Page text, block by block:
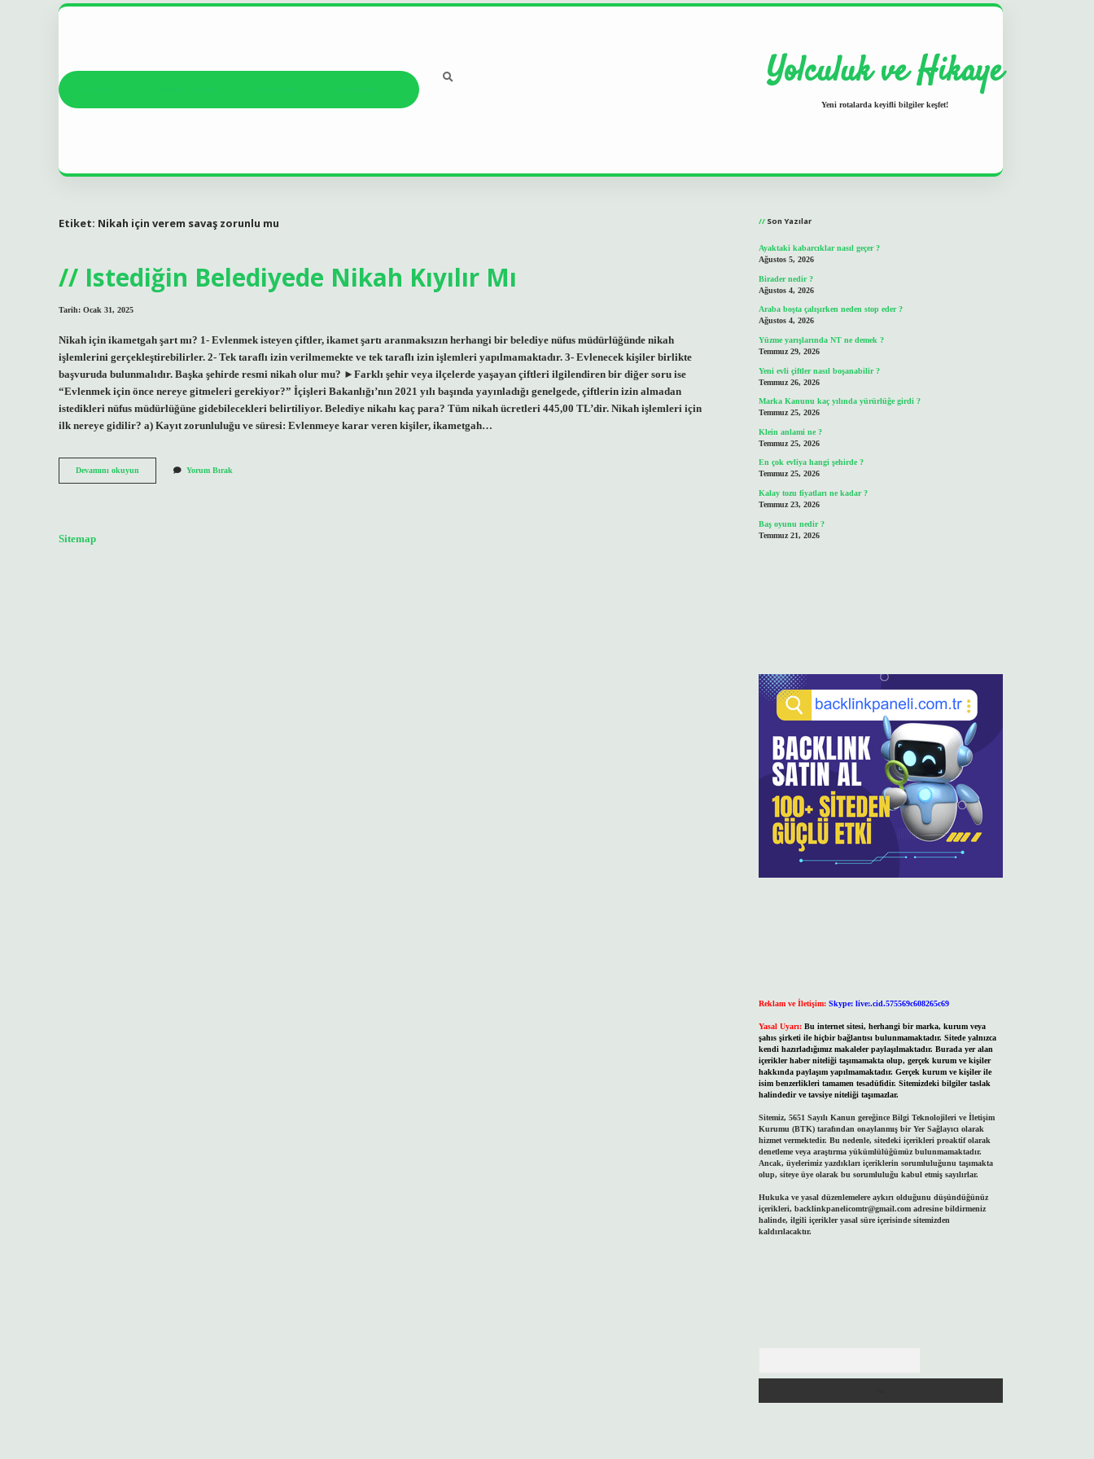
Yolculuk ve Hikaye
Yeni rotalarda keyifli bilgiler keşfet!
Etiket: Nikah için verem savaş zorunlu mu
Istediğin Belediyede Nikah Kıyılır Mı
Tarih: Ocak 31, 2025
Nikah için ikametgah şart mı? 1- Evlenmek isteyen çiftler, ikamet şartı aranmaksızın herhangi bir belediye nüfus müdürlüğünde nikah
işlemlerini gerçekleştirebilirler. 2- Tek taraflı izin verilmemekte ve tek taraflı izin işlemleri yapılmamaktadır. 3- Evlenecek kişiler birlikte
başvuruda bulunmalıdır. Başka şehirde resmi nikah olur mu? ►Farklı şehir veya ilçelerde yaşayan çiftleri ilgilendiren bir diğer soru ise
“Evlenmek için önce nereye gitmeleri gerekiyor?” İçişleri Bakanlığı’nın 2021 yılı başında yayınladığı genelgede, çiftlerin izin almadan
istedikleri nüfus müdürlüğüne gidebilecekleri belirtiliyor. Belediye nikahı kaç para? Tüm nikah ücretleri 445,00 TL’dir. Nikah işlemleri için
ilk nereye gidilir? a) Kayıt zorunluluğu ve süresi: Evlenmeye karar veren kişiler, ikametgah…
Devamını okuyun
Belediyede
Yorum Bırak
Sitemap
Son Yazılar
Ayaktaki kabarcıklar nasıl geçer ?
Ağustos 5, 2026
Birader nedir ?
Ağustos 4, 2026
Araba boşta çalışırken neden stop eder ?
Ağustos 4, 2026
Yüzme yarışlarında NT ne demek ?
Temmuz 29, 2026
Yeni evli çiftler nasıl boşanabilir ?
Temmuz 26, 2026
Marka Kanunu kaç yılında yürürlüğe girdi ?
Temmuz 25, 2026
Klein anlami ne ?
Temmuz 25, 2026
En çok evliya hangi şehirde ?
Temmuz 25, 2026
Kalay tozu fiyatları ne kadar ?
Temmuz 23, 2026
Baş oyunu nedir ?
Temmuz 21, 2026
Reklam ve İletişim: Skype: live:.cid.575569c608265c69
Yasal Uyarı: Bu internet sitesi, herhangi bir marka, kurum veya
şahıs şirketi ile hiçbir bağlantısı bulunmamaktadır. Sitede yalnızca
kendi hazırladığımız makaleler paylaşılmaktadır. Burada yer alan
içerikler haber niteliği taşımamakta olup, gerçek kurum ve kişiler
hakkında paylaşım yapılmamaktadır. Gerçek kurum ve kişiler ile
isim benzerlikleri tamamen tesadüfidir. Sitemizdeki bilgiler taslak
halindedir ve tavsiye niteliği taşımazlar.
Sitemiz, 5651 Sayılı Kanun gereğince Bilgi Teknolojileri ve İletişim
Kurumu (BTK) tarafından onaylanmış bir Yer Sağlayıcı olarak
hizmet vermektedir. Bu nedenle, sitedeki içerikleri proaktif olarak
denetleme veya araştırma yükümlülüğümüz bulunmamaktadır.
Ancak, üyelerimiz yazdıkları içeriklerin sorumluluğunu taşımakta
olup, siteye üye olarak bu sorumluluğu kabul etmiş sayılırlar.
Hukuka ve yasal düzenlemelere aykırı olduğunu düşündüğünüz
içerikleri, backlinkpanelicomtr@gmail.comadresine bildirmeniz
halinde, ilgili içerikler yasal süre içerisinde sitemizden
kaldırılacaktır.